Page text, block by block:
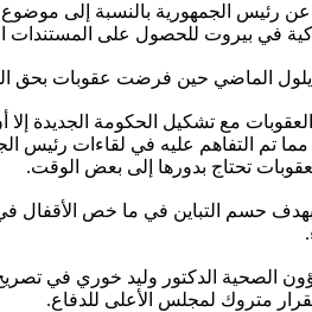
رئيس الجمهورية بالنسبة إلى
في بيروت للحصول على
أيلول الماضي حين فرضت عقوبات
مع تشكيل الحكومة الجديدة
تم التفاهم عليه في لقاءات
تحتاج بدورها إلى بعض الوقت.
بهدف حسم التباين في ما خص
الصحية الدكتور وليد خوري في
متروك لمجلس الأعلى للدفاع.